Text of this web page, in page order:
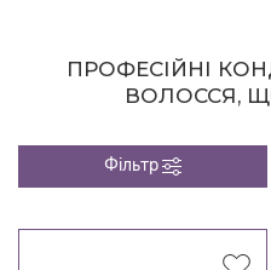
ПРОФЕСІЙНІ
ВОЛОССЯ,
Фільтр